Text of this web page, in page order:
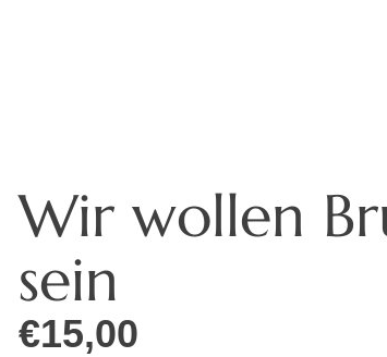
Wir wollen
sein
€15,00